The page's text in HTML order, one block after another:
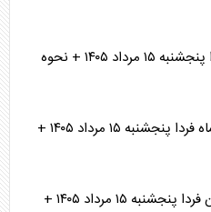
جدول قطعی برق استان قم فردا پنجشنبه ۱۵ مرداد ۱۴۰۵ + نحوه
جدول قطعی برق استان کرمانشاه فردا پنجشنبه ۱۵ مرداد ۱۴۰۵ +
جدول قطعی برق استان اصفهان فردا پنجشنبه ۱۵ مرداد ۱۴۰۵ +